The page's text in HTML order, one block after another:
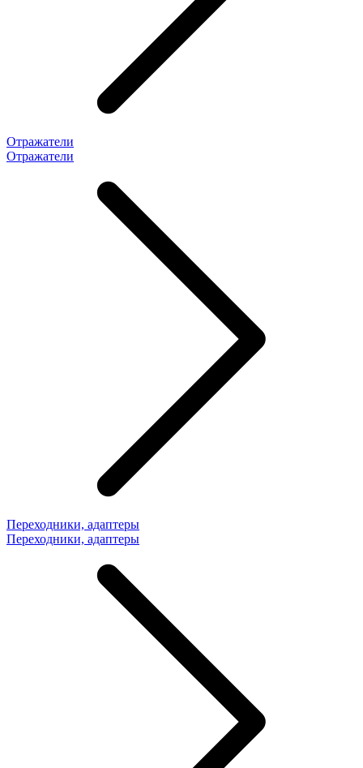
Отражатели
Отражатели
Переходники, адаптеры
Переходники, адаптеры